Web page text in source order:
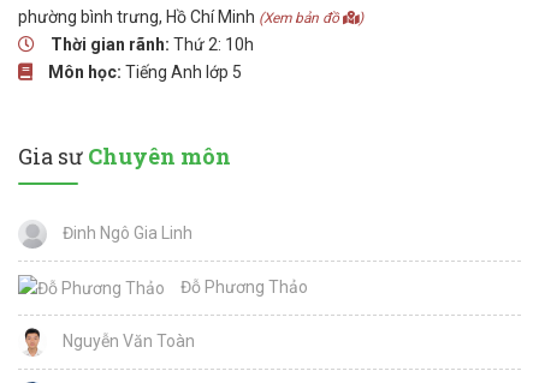
phường bình trưng, Hồ Chí Minh (Xem bản đồ )
Thời gian rãnh: Thứ 2: 10h
Môn học: Tiếng Anh lớp 5
Gia sư Chuyên môn
Đinh Ngô Gia Linh
Đỗ Phương Thảo
Nguyễn Văn Toàn